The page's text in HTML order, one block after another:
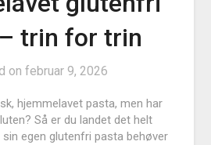
trin for trin
on februar 9, 2026
hjemmelavet pasta, men har
Så er du landet det helt
egen glutenfri pasta behøver